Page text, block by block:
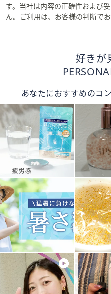
す。当社は内容の正確性および
ん。ご利用は、お客様の判断でお
好きが
あなたにおすすめのコ